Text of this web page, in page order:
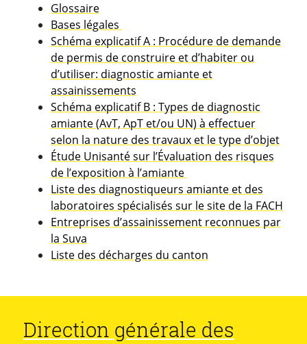
Glossaire
Bases légales
Schéma explicatif A : Procédure de demande
de permis de construire et d’habiter ou
d’utiliser: diagnostic amiante et
assainissements
Schéma explicatif B : Types de diagnostic
amiante (AvT, ApT et/ou UN) à effectuer
selon la nature des travaux et le type d’objet
Étude Unisanté sur l’Évaluation des risques
de l’exposition à l’amiante
Liste des diagnostiqueurs amiante et des
laboratoires spécialisés sur le site de la FACH
Entreprises d’assainissement reconnues par
la Suva
Liste des décharges du canton
Direction générale des